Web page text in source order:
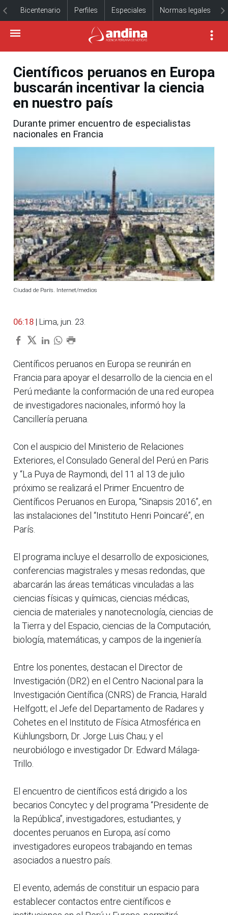
Bicentenario Perfiles Especiales Normas legales
Científicos peruanos en Europa
buscarán incentivar la ciencia
en nuestro país
Durante primer encuentro de especialistas
nacionales en Francia
Ciudad de París. Internet/medios
06:18 | Lima, jun. 23.
Científicos peruanos en Europa se reunirán en
Francia para apoyar el desarrollo de la ciencia en el
Perú mediante la conformación de una red europea
de investigadores nacionales, informó hoy la
Cancillería peruana.
Con el auspicio del Ministerio de Relaciones
Exteriores, el Consulado General del Perú en Paris
y “La Puya de Raymondi, del 11 al 13 de julio
próximo se realizará el Primer Encuentro de
Científicos Peruanos en Europa, “Sinapsis 2016”, en
las instalaciones del “Instituto Henri Poincaré”, en
París.
El programa incluye el desarrollo de exposiciones,
conferencias magistrales y mesas redondas, que
abarcarán las áreas temáticas vinculadas a las
ciencias físicas y químicas, ciencias médicas,
ciencia de materiales y nanotecnología, ciencias de
la Tierra y del Espacio, ciencias de la Computación,
biología, matemáticas, y campos de la ingeniería.
Entre los ponentes, destacan el Director de
Investigación (DR2) en el Centro Nacional para la
Investigación Científica (CNRS) de Francia, Harald
Helfgott; el Jefe del Departamento de Radares y
Cohetes en el Instituto de Física Atmosférica en
Kühlungsborn, Dr. Jorge Luis Chau; y el
neurobiólogo e investigador Dr. Edward Málaga-
Trillo.
El encuentro de científicos está dirigido a los
becarios Concytec y del programa “Presidente de
la República”, investigadores, estudiantes, y
docentes peruanos en Europa, así como
investigadores europeos trabajando en temas
asociados a nuestro país.
El evento, además de constituir un espacio para
establecer contactos entre científicos e